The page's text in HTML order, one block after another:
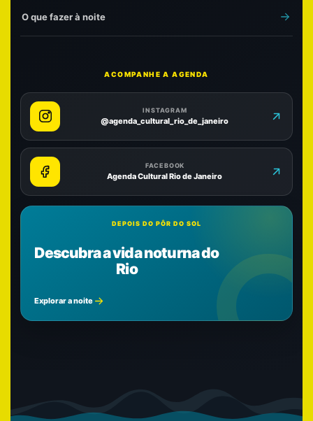
O que fazer à noite
ACOMPANHE A AGENDA
INSTAGRAM
@agenda_cultural_rio_de_janeiro
FACEBOOK
Agenda Cultural Rio de Janeiro
DEPOIS DO PÔR DO SOL
Descubra a vida noturna do
Rio
Explorar a noite